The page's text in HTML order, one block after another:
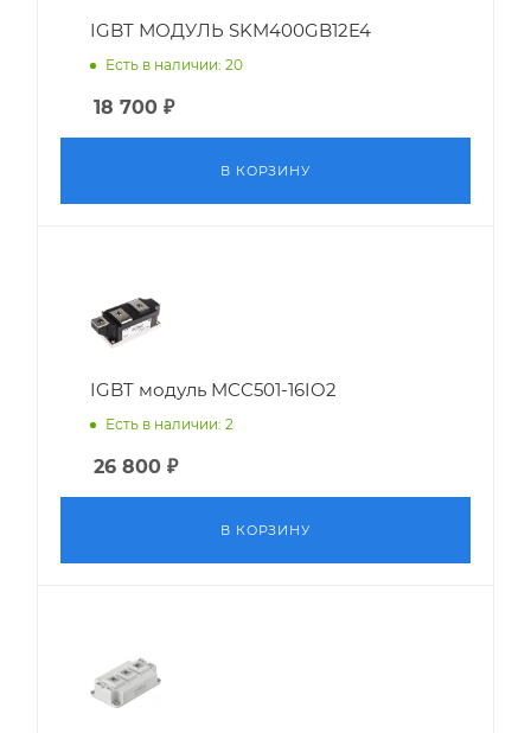
IGBT МОДУЛЬ SKM400GB12E4
Есть в наличии: 20
18 700 ₽
В КОРЗИНУ
IGBT модуль MCC501-16IO2
Есть в наличии: 2
26 800 ₽
В КОРЗИНУ